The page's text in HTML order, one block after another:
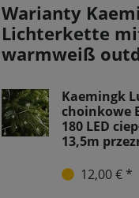
Warianty
Lichterkette
warmweiß
Kaemingk
choinkowe
180 LED
13,5m
12,00 € *